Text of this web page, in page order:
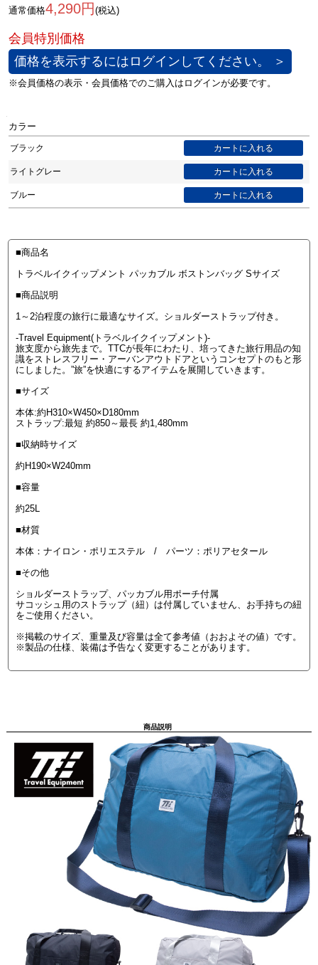
通常価格4,290円 (税込)
価格を表示するにはログインしてください。 ＞
カラー
ブラック
ライトグレー
ブルー
■商品名
トラベルイクイップメント パッカブル ボストンバッグ Sサイズ
■商品説明
1～2泊程度の旅行に最適なサイズ。ショルダーストラップ付き。
-Travel Equipment(トラベルイクイップメント)-
旅支度から旅先まで。TTCが長年にわたり、培ってきた旅行用品の知
識をストレスフリー・アーバンアウトドアというコンセプトのもと形
にしました。”旅”を快適にするアイテムを展開していきます。
■サイズ
本体:約H310×W450×D180mm
ストラップ:最短 約850～最長 約1,480mm
■収納時サイズ
約H190×W240mm
■容量
約25L
■材質
本体：ナイロン・ポリエステル / パーツ：ポリアセタール
■その他
ショルダーストラップ、パッカブル用ポーチ付属
サコッシュ用のストラップ（紐）は付属していません、お手持ちの紐
をご使用ください。
※掲載のサイズ、重量及び容量は全て参考値（おおよその値）です。
※製品の仕様、装備は予告なく変更することがあります。
商品説明